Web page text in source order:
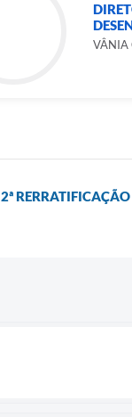
VÂNIA
2ª